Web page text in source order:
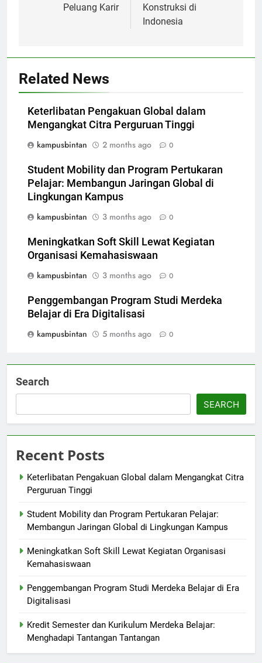
Peluang Karir
Konstruksi di
Indonesia
Related News
Keterlibatan Pengakuan Global dalam
Mengangkat Citra Perguruan Tinggi
kampusbintan
2 months ago 0
Student Mobility dan Program Pertukaran
Pelajar: Membangun Jaringan Global di
Lingkungan Kampus
kampusbintan
3 months ago 0
Meningkatkan Soft Skill Lewat Kegiatan
Organisasi Kemahasiswaan
kampusbintan
3 months ago 0
Penggembangan Program Studi Merdeka
Belajar di Era Digitalisasi
kampusbintan
5 months ago 0
Search
SEARCH
Recent Posts
Keterlibatan Pengakuan Global dalam Mengangkat Citra
Perguruan Tinggi
Student Mobility dan Program Pertukaran Pelajar:
Membangun Jaringan Global di Lingkungan Kampus
Meningkatkan Soft Skill Lewat Kegiatan Organisasi
Kemahasiswaan
Penggembangan Program Studi Merdeka Belajar di Era
Digitalisasi
Kredit Semester dan Kurikulum Merdeka Belajar:
Menghadapi Tantangan Tantangan